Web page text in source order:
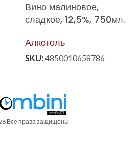
Вино малиновое,
сладкое, 12,5%, 750мл.
Алкоголь
SKU: 4850010658786
Все права защищены